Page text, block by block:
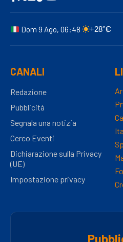
Dom 9 Ago, 06:48 +28°C
CANALI
Redazione
Pubblicità
Segnala una notizia
Cerco Eventi
Dichiarazione sulla Privacy
(UE)
Impostazione privacy